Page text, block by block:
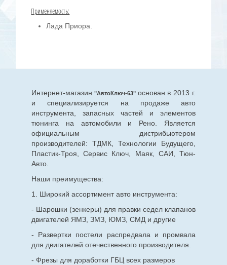
Применяемость:
Лада Приора.
Интернет-магазин "АвтоКлюч-63" основан в 2013 г.
и специализируется на продаже авто
инструмента, запасных частей и элементов
тюнинга на автомобили и Рено. Является
официальным дистрибьютером
производителей: ТДМК, Технологии Будущего,
Пластик-Троя, Сервис Ключ, Маяк, САИ, Тюн-
Авто.
Наши преимущества:
1. Широкий ассортимент авто инструмента:
- Шарошки (зенкеры) для правки седел клапанов
двигателей ЯМЗ, ЗМЗ, ЮМЗ, СМД и другие
- Развертки постели распредвала и промвала
для двигателей отечественного производителя.
- Фрезы для доработки ГБЦ всех размеров